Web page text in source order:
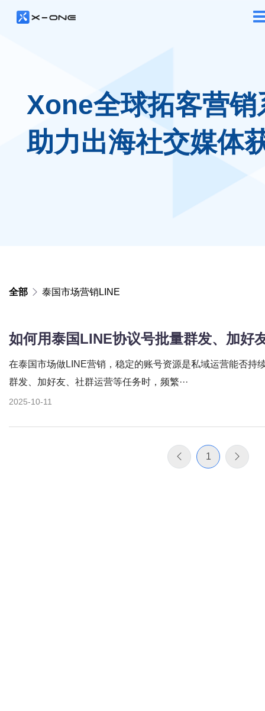
Xone全球拓客营销
助力出海社交媒体
全部 泰国市场营销LINE
如何用泰国LINE协议号批量群发、加好
在泰国市场做LINE营销，稳定的账号资源是私域运营能否持
群发、加好友、社群运营等任务时，频繁···
2025-10-11
1